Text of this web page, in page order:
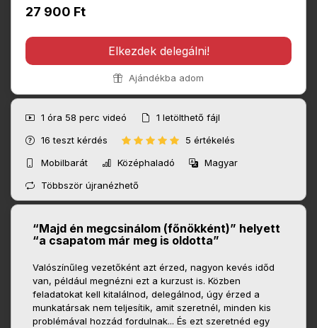
27 900 Ft
Elkezdek delegálni!
Ajándékba adom
1 óra 58 perc videó 1 letölthető fájl
16teszt kérdés
5 értékelés
Mobilbarát
Középhaladó
Magyar
Többször újranézhető
“Majd én megcsinálom (főnökként)” helyett
“a csapatom már meg is oldotta”
Valószínűleg vezetőként azt érzed, nagyon kevés időd
van, például megnézni ezt a kurzust is. Közben
feladatokat kell kitalálnod, delegálnod, úgy érzed a
munkatársak nem teljesítik, amit szeretnél, minden kis
problémával hozzád fordulnak... És ezt szeretnéd egy